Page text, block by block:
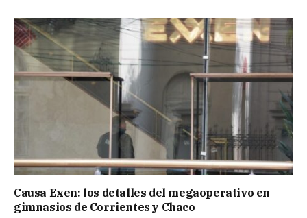
Causa Exen: los detalles del megaoperativo en
gimnasios de Corrientes y Chaco